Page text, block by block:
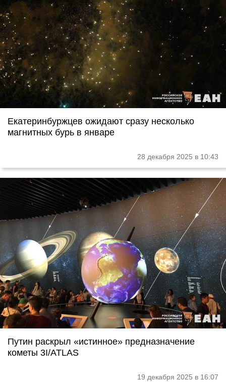
Екатеринбуржцев ожидают сразу несколько
магнитных бурь в январе
28 декабря 2025 в 10:43
Путин раскрыл «истинное» предназначение
кометы 3I/ATLAS
19 декабря 2025 в 16:07